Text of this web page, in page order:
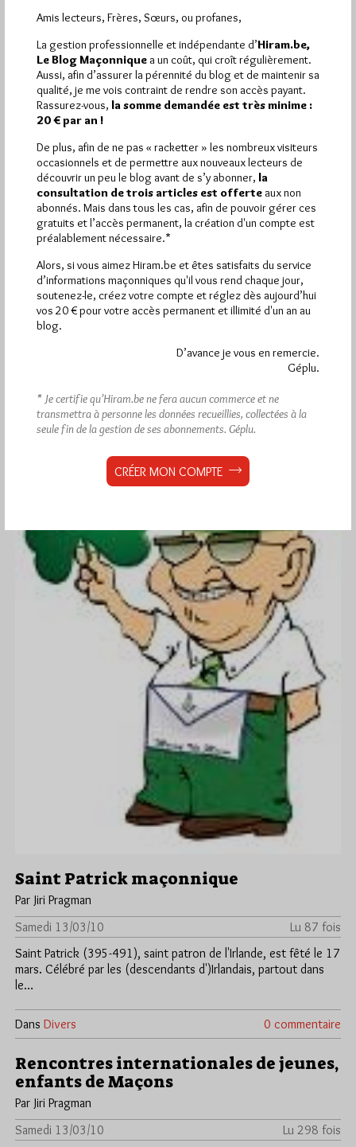
Initiation maçonnique parodique
Par Jiri Pragman
Dimanche 14/03/10
Repérée par le blog Masonic Travels, cette vidéo (2 minutes
48) a été publiée sur YouTube. Ce sketch du show…
DansDivers 10 commentaires
Francs-Maçons du Père-Lachaise : 8e
épisode des promenades
Par Jiri Pragman
Dimanche 14/03/10
Lu 84 fois
La 8e promenade sur les pas des Francs-Maçons du Père-
Lachaise aura lieu les samedi 20 et dimanche 21 mars 2010…
Saint Patrick maçonnique
Par Jiri Pragman
Samedi 13/03/10
Lu 87 fois
Saint Patrick (395-491), saint patron de l'Irlande, est fêté le 17
mars. Célébré par les (descendants d')Irlandais, partout dans
le…
Dans Divers 0 commentaire
Rencontres internationales de jeunes,
enfants de Maçons
Par Jiri Pragman
Samedi 13/03/10
Lu 298 fois
Amis lecteurs, Frères, Sœurs, ou profanes,
La gestion professionnelle et indépendante d’Hiram.be,
Le Blog Maçonnique a un coût, qui croît régulièrement.
Aussi, afin d’assurer la pérennité du blog et de maintenir sa
qualité, je me vois contraint de rendre son accès payant.
Rassurez-vous, la somme demandée est très minime :
20 € par an !
De plus, afin de ne pas « racketter » les nombreux visiteurs
occasionnels et de permettre aux nouveaux lecteurs de
découvrir un peu le blog avant de s’y abonner, la
consultation de trois articles est offerte aux non
abonnés. Mais dans tous les cas, afin de pouvoir gérer ces
gratuits et l’accès permanent, la création d'un compte est
préalablement nécessaire.*
Alors, si vous aimez Hiram.be et êtes satisfaits du service
d’informations maçonniques qu'il vous rend chaque jour,
soutenez-le, créez votre compte et réglez dès aujourd’hui
vos 20 € pour votre accès permanent et illimité d'un an au
blog.
D’avance je vous en remercie.
Géplu.
* Je certifie qu’Hiram.be ne fera aucun commerce et ne
transmettra à personne les données recueillies, collectées à la
seule fin de la gestion de ses abonnements. Géplu.
CRÉER MON COMPTE